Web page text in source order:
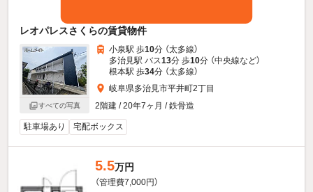
レオパレスさくらの賃貸物件
すべての写真
小泉駅 歩10分 （太多線）
多治見駅 バス13分 歩10分 （中央線など）
根本駅 歩34分 （太多線）
岐阜県多治見市平井町2丁目
2階建 / 20年7ヶ月 / 鉄骨造
駐車場あり 宅配ボックス
5.5万円
（管理費7,000円）